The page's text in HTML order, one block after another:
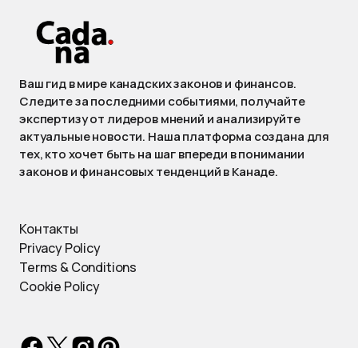
Ваш гид в мире канадских законов и финансов.
Следите за последними событиями, получайте
экспертизу от лидеров мнений и анализируйте
актуальные новости. Наша платформа создана для
тех, кто хочет быть на шаг впереди в понимании
законов и финансовых тенденций в Канаде.
Контакты
Privacy Policy
Terms & Conditions
Cookie Policy